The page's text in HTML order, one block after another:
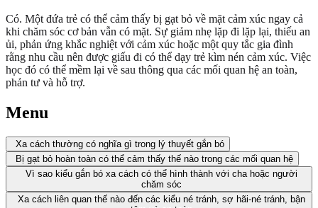
Có. Một đứa trẻ có thể cảm thấy bị gạt bỏ về mặt cảm xúc ngay cả
khi chăm sóc cơ bản vẫn có mặt. Sự giảm nhẹ lặp đi lặp lại, thiếu an
ủi, phản ứng khắc nghiệt với cảm xúc hoặc một quy tắc gia đình
rằng nhu cầu nên được giấu đi có thể dạy trẻ kìm nén cảm xúc. Việc
học đó có thể mềm lại về sau thông qua các mối quan hệ an toàn,
phản tư và hỗ trợ.
Menu
Xa cách thường có nghĩa gì trong lý thuyết gắn bó
Bị gạt bỏ hoàn toàn có thể cảm thấy thế nào trong các mối quan hệ
Vì sao kiểu gắn bó xa cách có thể hình thành với cha hoặc người
chăm sóc
Xa cách liên quan thế nào đến các kiểu né tránh, sợ hãi-né tránh, bận